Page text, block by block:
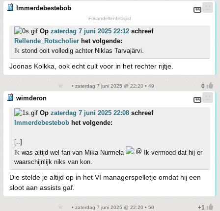
Immerdebestebob
Frikandellenfetisjist
Op zaterdag 7 juni 2025 22:12 schreef
Rellende_Rotscholier het volgende:
Ik stond ooit volledig achter Niklas Tarvajärvi.
Joonas Kolkka, ook echt cult voor in het rechter rijtje.
• zaterdag 7 juni 2025 @ 22:20 • 49
wimderon
Op zaterdag 7 juni 2025 22:08 schreef
Immerdebestebob het volgende:
[..]
Ik was altijd wel fan van Mika Nurmela
Ik vermoed dat hij er
waarschijnlijk niks van kon.
Die stelde je altijd op in het VI managerspelletje omdat hij een
sloot aan assists gaf.
• zaterdag 7 juni 2025 @ 22:20 • 50